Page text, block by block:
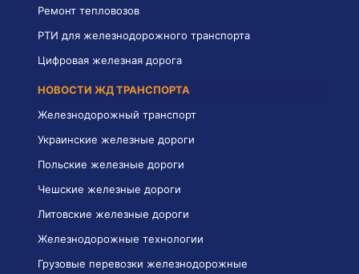
Ремонт тепловозов
РТИ для железнодорожного транспорта
Цифровая железная дорога
НОВОСТИ ЖД ТРАНСПОРТА
Железнодорожный транспорт
Украинские железные дороги
Польские железные дороги
Чешские железные дороги
Литовские железные дороги
Железнодорожные технологии
Грузовые перевозки железнодорожные